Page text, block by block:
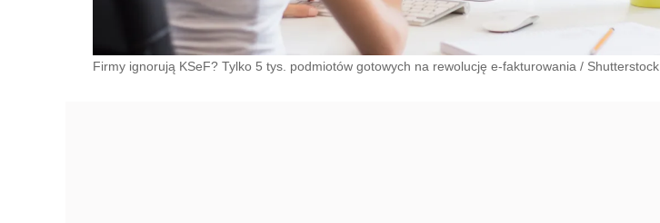
Firmy ignorują KSeF? Tylko 5 tys. podmiotów gotowych na rewolucję e-fakturowania / Shutterstock